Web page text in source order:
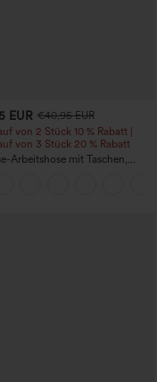
+1
EUR €40,95 EUR
von 2 Stück 10 % Rabatt |
von 3 Stück 20 % Rabatt
Arbeitshose mit Taschen,
und weiter Passform